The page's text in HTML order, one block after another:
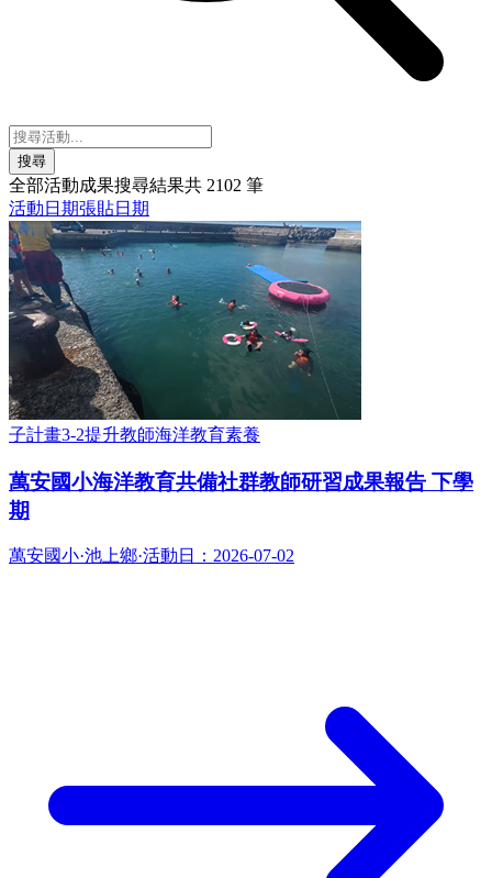
搜尋
全部活動成果搜尋結果共 2102 筆
活動日期張貼日期
子計畫3-2提升教師海洋教育素養
萬安國小海洋教育共備社群教師研習成果報告 下學
期
萬安國小·池上鄉·活動日： 2026-07-02